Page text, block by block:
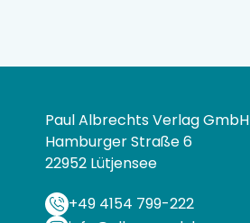
Paul Albrechts Verlag GmbH
Hamburger Straße 6
22952 Lütjensee
+49 4154 799-222